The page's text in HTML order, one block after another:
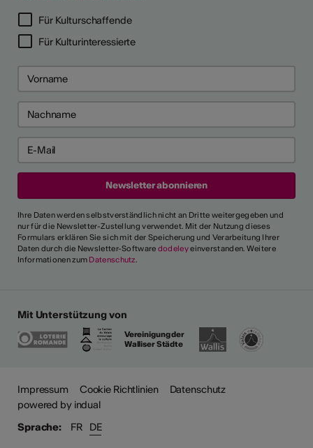
Für Kulturschaffende
Für Kulturinteressierte
Ihre Daten werden selbstverständlich nicht an Dritte weitergegeben und
nur für die Newsletter-Zustellung verwendet. Mit der Nutzung dieses
Formulars erklären Sie sich mit der Speicherung und Verarbeitung Ihrer
Daten durch die Newsletter-Software dodeleyeinverstanden. Weitere
Informationen zum Datenschutz.
Mit Unterstützung von
Vereinigung der
Walliser Städte
Impressum Cookie Richtlinien
Datenschutz
powered by indual
Sprache:
FR DE